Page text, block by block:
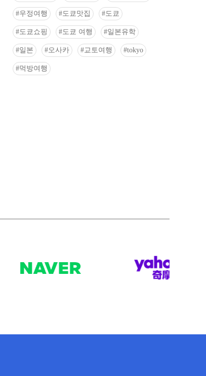
우정여행 도쿄맛집 도쿄
도쿄쇼핑 도쿄 여행 일본유학
일본 오사카 교토여행 tokyo
먹방여행